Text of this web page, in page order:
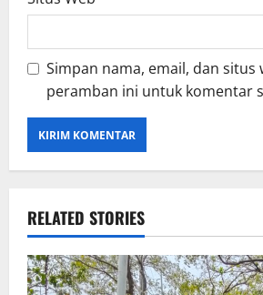
Simpan nama, email, dan situs
peramban ini untuk komentar
RELATED STORIES